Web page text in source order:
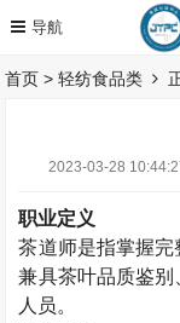
首页 >轻纺食品类
2023-03-28
职业定义
茶道师是指掌握完
兼具茶叶品质鉴
人员。